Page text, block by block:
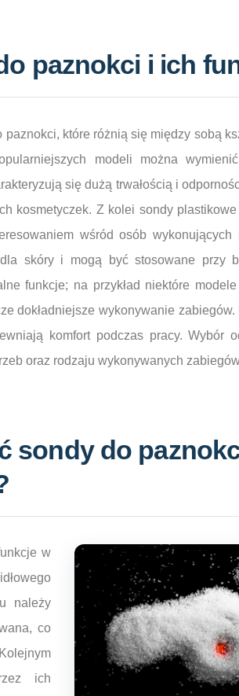
paznokci i ich
które różnią się między sobą
modeli można
się dużą trwałością i
kosmetyczek. Z kolei sondy
wśród osób wykonujących
skóry i mogą być stosowane przy
funkcje; na przykład niektóre
dokładniejsze wykonywanie
komfort podczas pracy. Wybór
oraz rodzaju wykonywanych
sondy do
w
należy
co
ich